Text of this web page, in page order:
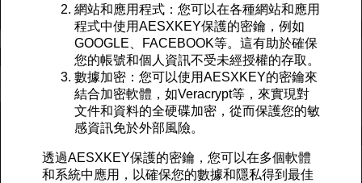
網站和應用程式：您可以在各種網站和應用
程式中使用AESXKEY保護的密鑰，例如
GOOGLE、FACEBOOK等。這有助於確保
您的帳號和個人資訊不受未經授權的存取。
數據加密：您可以使用AESXKEY的密鑰來
結合加密軟體，如Veracrypt等，來實現對
文件和資料的全硬碟加密，從而保護您的敏
感資訊免於外部風險。
透過AESXKEY保護的密鑰，您可以在多個軟體
和系統中應用，以確保您的數據和隱私得到最佳